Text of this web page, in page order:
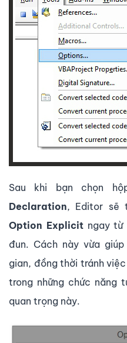
Sau khi bạn chọn
Declaration, Editor sẽ
Option Explicit ngay từ
đun. Cách này vừa
gian, đồng thời tránh
trong những chức năng
quan trọng này.